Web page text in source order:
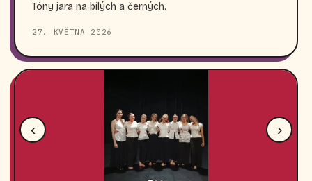
Tóny jara na bílých a černých.
27. KVĚTNA 2026
‹ ›